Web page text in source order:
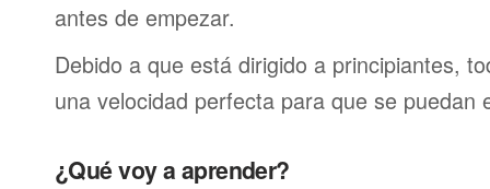
antes de empezar.
Debido a que está dirigido a principiantes,
una velocidad perfecta para que se puedan
¿Qué voy a aprender?